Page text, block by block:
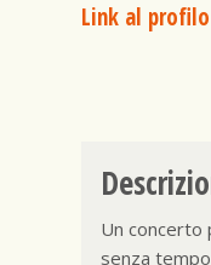
Link al
Un concerto
senza